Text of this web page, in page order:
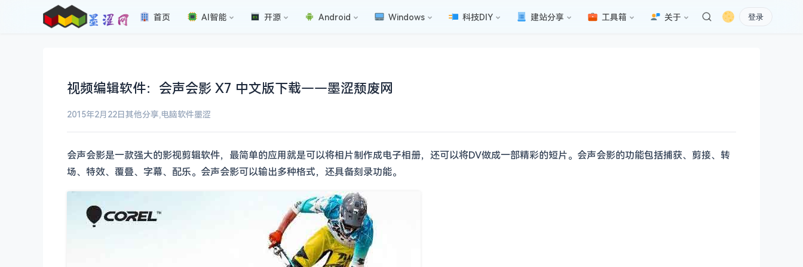
首页 AI智能 开源 Android Windows 科技DIY 建站分享 工具箱 关于 登录
视频编辑软件：会声会影 X7 中文版下载——墨涩颓废网
2015年2月22日其他分享,电脑软件墨涩
会声会影是一款强大的影视剪辑软件，最简单的应用就是可以将相片制作成电子相册，还可以将DV做成一部精彩的短片。会声会影的功能包括捕获、剪接、转
场、特效、覆叠、字幕、配乐。会声会影可以输出多种格式，还具备刻录功能。